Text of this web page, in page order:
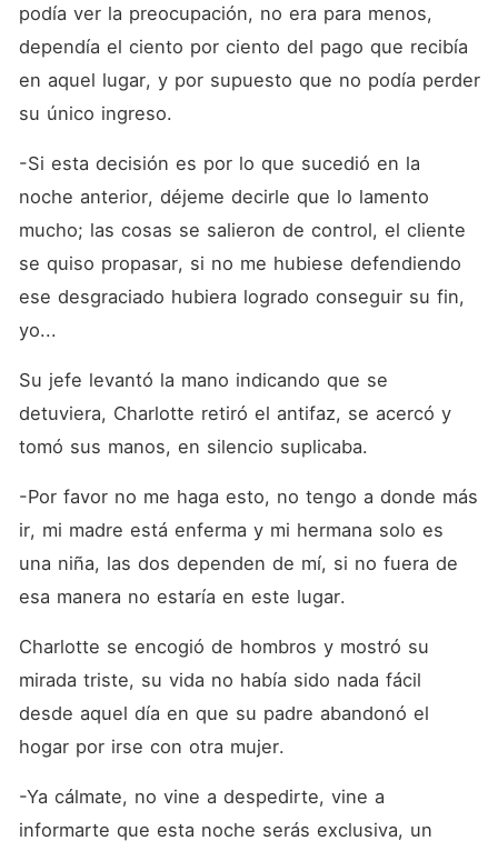
podía ver la preocupación, no era para menos,
dependía el ciento por ciento del pago que recibía
en aquel lugar, y por supuesto que no podía perder
su único ingreso.
-Si esta decisión es por lo que sucedió en la
noche anterior, déjeme decirle que lo lamento
mucho; las cosas se salieron de control, el cliente
se quiso propasar, si no me hubiese defendiendo
ese desgraciado hubiera logrado conseguir su fin,
yo...
Su jefe levantó la mano indicando que se
detuviera, Charlotte retiró el antifaz, se acercó y
tomó sus manos, en silencio suplicaba.
-Por favor no me haga esto, no tengo a donde más
ir, mi madre está enferma y mi hermana solo es
una niña, las dos dependen de mí, si no fuera de
esa manera no estaría en este lugar.
Charlotte se encogió de hombros y mostró su
mirada triste, su vida no había sido nada fácil
desde aquel día en que su padre abandonó el
hogar por irse con otra mujer.
-Ya cálmate, no vine a despedirte, vine a
informarte que esta noche serás exclusiva, un